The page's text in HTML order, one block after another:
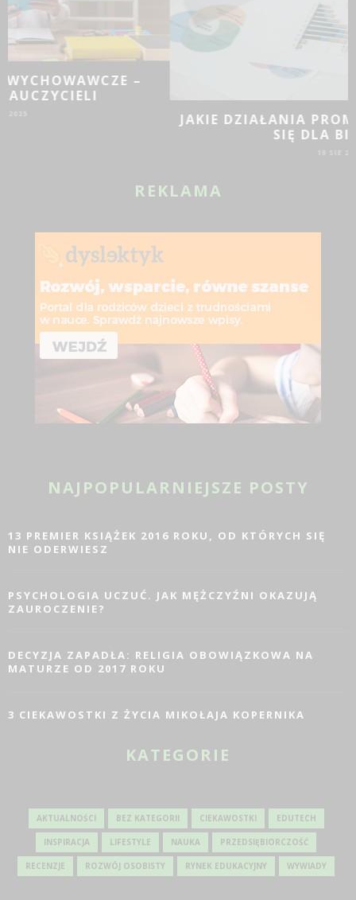
JAKIE DZIAŁANIA PROMOCYJNE SPRAWDZĄ
REKLAMA
NAJPOPULARNIEJSZE POSTY
13 PREMIER KSIĄŻEK 2016 ROKU, OD KTÓRYCH SIĘ
NIE ODERWIESZ
PSYCHOLOGIA UCZUĆ. JAK MĘŻCZYŹNI OKAZUJĄ
ZAUROCZENIE?
DECYZJA ZAPADŁA: RELIGIA OBOWIĄZKOWA NA
MATURZE OD 2017 ROKU
3 CIEKAWOSTKI Z ŻYCIA MIKOŁAJA KOPERNIKA
KATEGORIE
AKTUALNOŚCI BEZ KATEGORII CIEKAWOSTKI EDUTECH
INSPIRACJA LIFESTYLE NAUKA PRZEDSIĘBIORCZOŚĆ
RECENZJE ROZWÓJ OSOBISTY RYNEK EDUKACYJNY WYWIADY